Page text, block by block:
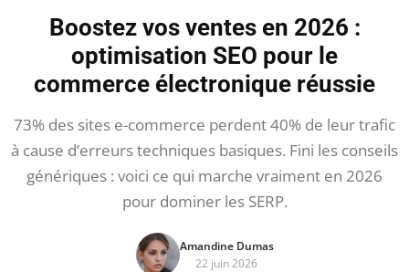
Boostez vos ventes en 2026 :
optimisation SEO pour le
commerce électronique réussie
73% des sites e-commerce perdent 40% de leur trafic
à cause d’erreurs techniques basiques. Fini les conseils
génériques : voici ce qui marche vraiment en 2026
pour dominer les SERP.
Amandine Dumas
22 juin 2026